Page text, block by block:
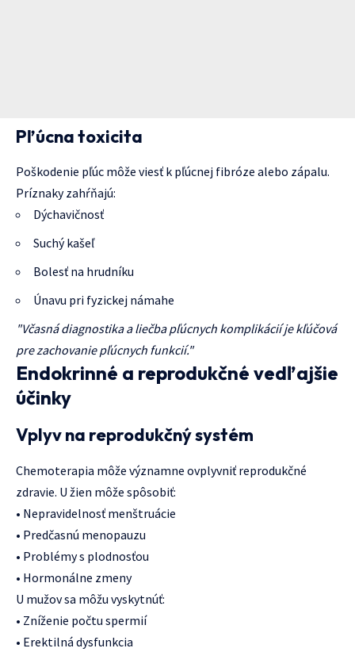
Pľúcna toxicita
Poškodenie pľúc môže viesť k pľúcnej fibróze alebo zápalu.
Príznaky zahŕňajú:
Dýchavičnosť
Suchý kašeľ
Bolesť na hrudníku
Únavu pri fyzickej námahe
"Včasná diagnostika a liečba pľúcnych komplikácií je kľúčová
pre zachovanie pľúcnych funkcií."
Endokrinné a reprodukčné vedľajšie
účinky
Vplyv na reprodukčný systém
Chemoterapia môže významne ovplyvniť reprodukčné
zdravie. U žien môže spôsobiť:
• Nepravidelnosť menštruácie
• Predčasnú menopauzu
• Problémy s plodnosťou
• Hormonálne zmeny
U mužov sa môžu vyskytnúť:
• Zníženie počtu spermií
• Erektilná dysfunkcia